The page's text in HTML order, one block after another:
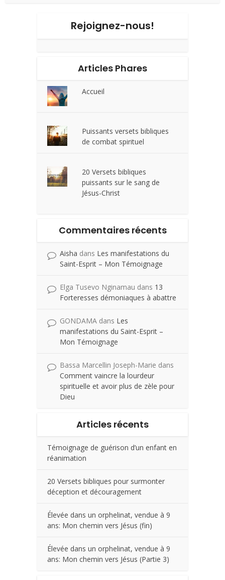
Rejoignez-nous!
Articles Phares
Accueil
Puissants versets bibliques
de combat spirituel
20 Versets bibliques
puissants sur le sang de
Jésus-Christ
Commentaires récents
Aisha dans Les manifestations du
Saint-Esprit – Mon Témoignage
Elga Tusevo Nginamau dans 13
Forteresses démoniaques à abattre
GONDAMA dans Les
manifestations du Saint-Esprit –
Mon Témoignage
Bassa Marcellin Joseph-Marie dans
Comment vaincre la lourdeur
spirituelle et avoir plus de zèle pour
Dieu
Articles récents
Témoignage de guérison d’un enfant en
réanimation
20 Versets bibliques pour surmonter
déception et découragement
Élevée dans un orphelinat, vendue à 9
ans: Mon chemin vers Jésus (fin)
Élevée dans un orphelinat, vendue à 9
ans: Mon chemin vers Jésus (Partie 3)